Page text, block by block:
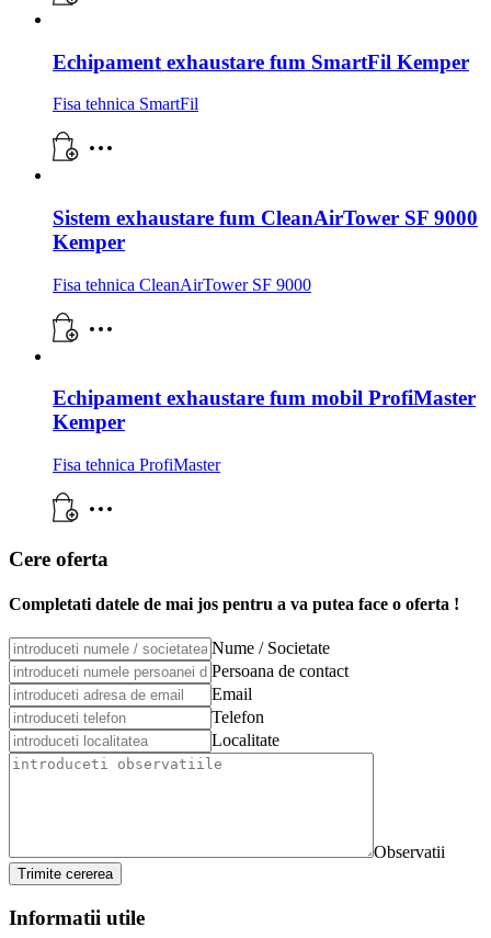
Echipament exhaustare fum SmartFil Kemper
Fisa tehnica SmartFil
Sistem exhaustare fum CleanAirTower SF 9000
Kemper
Fisa tehnica CleanAirTower SF 9000
Echipament exhaustare fum mobil ProfiMaster
Kemper
Fisa tehnica ProfiMaster
Cere oferta
Completati datele de mai jos pentru a va putea face o oferta !
Nume / Societate
Persoana de contact
Email
Telefon
Localitate
Observatii
Trimite cererea
Informatii utile